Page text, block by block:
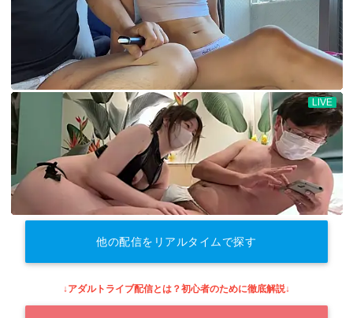
他の配信をリアルタイムで探す
↓アダルトライブ配信とは？初心者のために徹底解説↓